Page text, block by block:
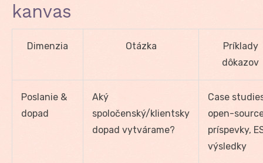
kanvas
Dimenzia Otázka
Príklady
dôkazov
Poslanie &
dopad
Aký
spoločenský/klientsky
dopad vytvárame?
Case
open-
príspevky,
výsledky